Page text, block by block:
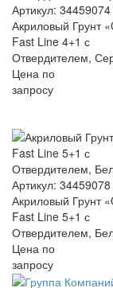
Артикул: 34459074
Акриловый Грунт
Fast Line 4+1 с
Отвердителем,
Цена по
запросу
Артикул: 34459078
Акриловый Грунт
Fast Line 5+1 с
Отвердителем,
Цена по
запросу